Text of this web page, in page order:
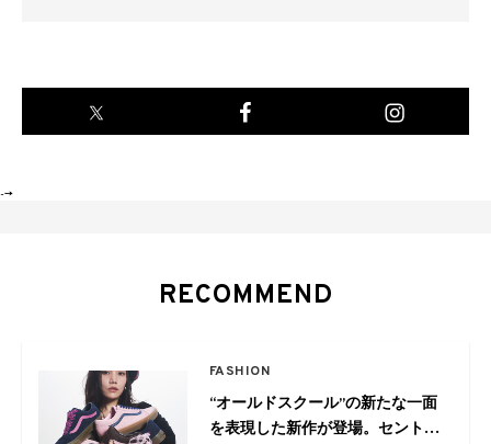
-->
RECOMMEND
FASHION
“オールドスクール”の新たな一面
を表現した新作が登場。セントチ